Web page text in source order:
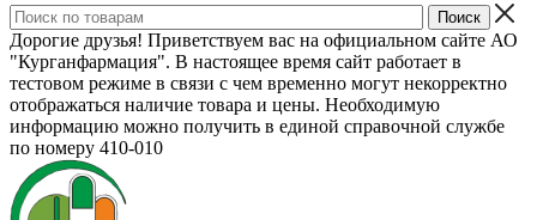
Дорогие друзья! Приветствуем вас на официальном сайте АО
"Курганфармация". В настоящее время сайт работает в
тестовом режиме в связи с чем временно могут некорректно
отображаться наличие товара и цены. Необходимую
информацию можно получить в единой справочной службе
по номеру 410-010